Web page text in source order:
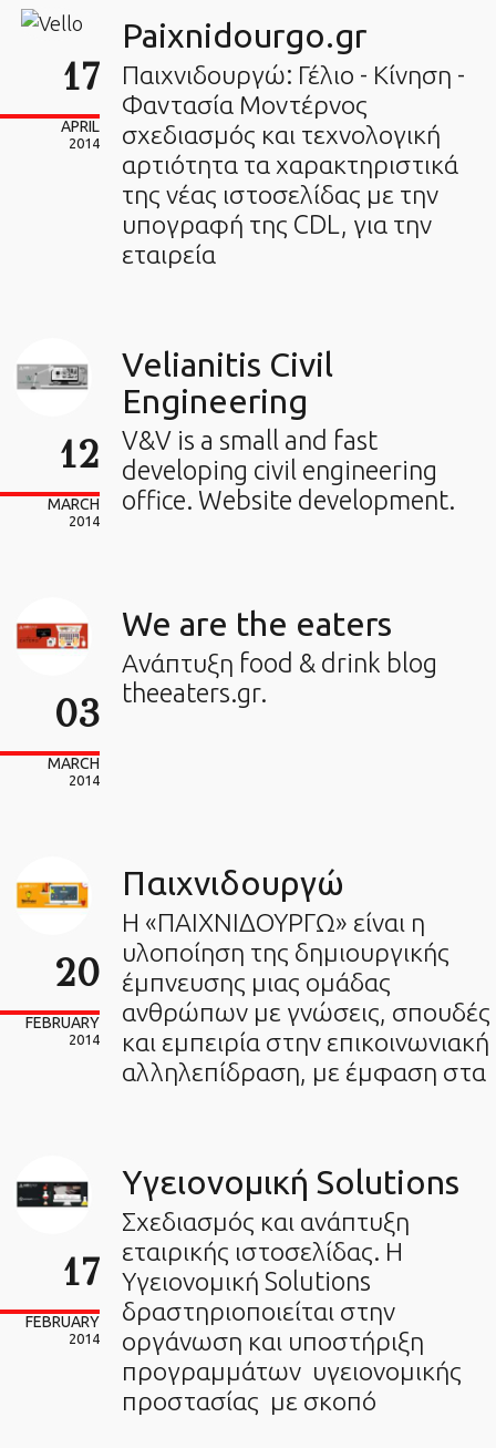
17
APRIL
2014
Paixnidourgo.gr
Παιχνιδουργώ: Γέλιο - Κίνηση -
Φαντασία Μοντέρνος
σχεδιασμός και τεχνολογική
αρτιότητα τα χαρακτηριστικά
της νέας ιστοσελίδας με την
υπογραφή της CDL, για την
εταιρεία
12
MARCH
2014
Velianitis Civil
Engineering
V&V is a small and fast
developing civil engineering
office. Website development.
03
MARCH
2014
We are the eaters
Ανάπτυξη food & drink blog
theeaters.gr.
20
FEBRUARY
2014
Παιχνιδουργώ
Η «ΠΑΙΧΝΙΔΟΥΡΓΩ» είναι η
υλοποίηση της δημιουργικής
έμπνευσης μιας ομάδας
ανθρώπων με γνώσεις, σπουδές
και εμπειρία στην επικοινωνιακή
αλληλεπίδραση, με έμφαση στα
17
FEBRUARY
2014
Υγειονομική Solutions
Σχεδιασμός και ανάπτυξη
εταιρικής ιστοσελίδας. Η
Υγειονομική Solutions
δραστηριοποιείται στην
οργάνωση και υποστήριξη
προγραμμάτων υγειονομικής
προστασίας με σκοπό